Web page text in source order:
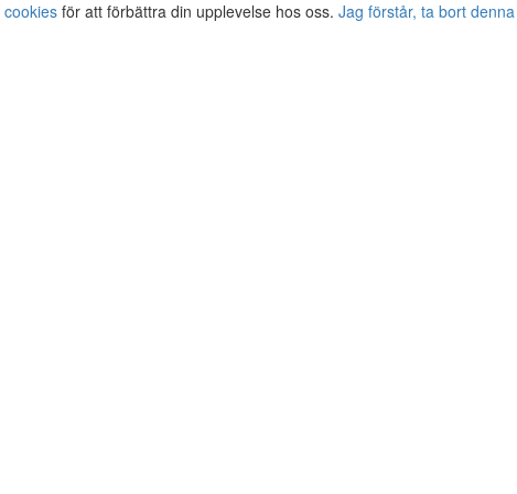
cookies för att förbättra din upplevelse hos oss. Jag förstår, ta bort